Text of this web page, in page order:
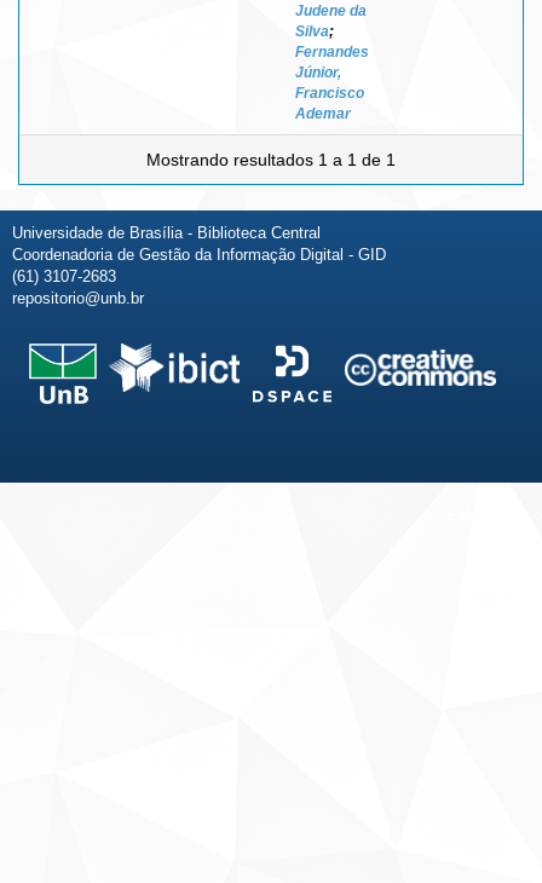
Judene da
Silva;
Fernandes
Júnior,
Francisco
Ademar
Mostrando resultados 1 a 1 de 1
Universidade de Brasília - Biblioteca Central
Coordenadoria de Gestão da Informação Digital - GID
(61) 3107-2683
repositorio@unb.br